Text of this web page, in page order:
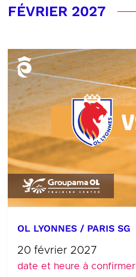
FÉVRIER 2027
OL LYONNES / PARIS SG
20 février 2027
date et heure à confirmer